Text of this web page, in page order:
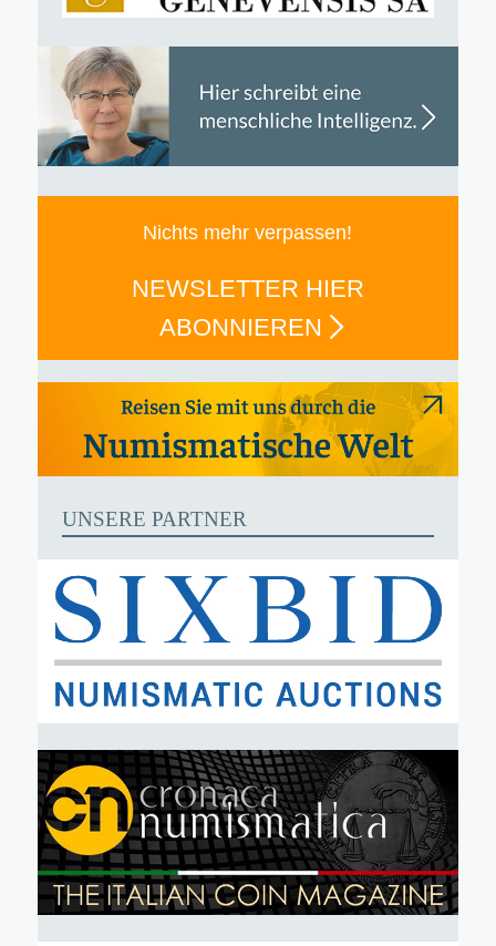
Nichts mehr verpassen!
NEWSLETTER HIER
ABONNIEREN
UNSERE PARTNER